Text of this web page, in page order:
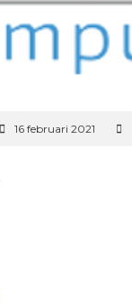
16 februari 2021